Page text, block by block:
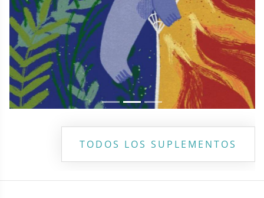
TODOS LOS SUPLEMENTOS